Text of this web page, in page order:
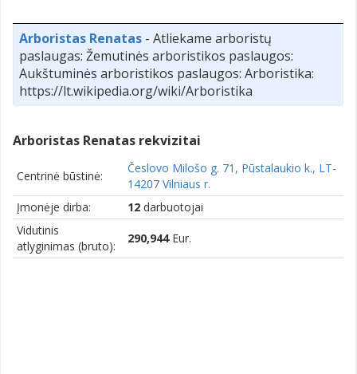
Arboristas Renatas - Atliekame arboristų
paslaugas: Žemutinės arboristikos paslaugos:
Aukštuminės arboristikos paslaugos: Arboristika:
https://lt.wikipedia.org/wiki/Arboristika
Arboristas Renatas rekvizitai
Centrinė būstinė:
Česlovo Milošo g. 71, Pūstalaukio k., LT-
14207 Vilniaus r.
Įmonėje dirba:
12 darbuotojai
Vidutinis
atlyginimas (bruto):
290,944Eur.